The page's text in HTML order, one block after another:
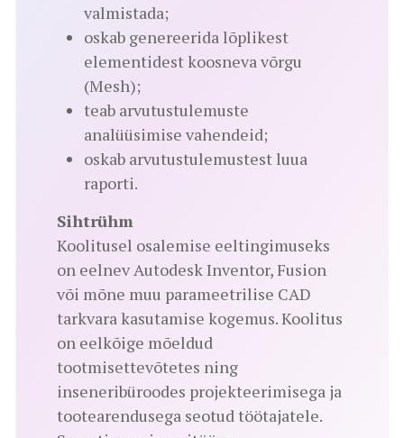
valmistada;
oskab genereerida lõplikest
elementidest koosneva võrgu
(Mesh);
teab arvutustulemuste
analüüsimise vahendeid;
oskab arvutustulemustest luua
raporti.
Sihtrühm
Koolitusel osalemise eeltingimuseks
on eelnev Autodesk Inventor, Fusion
või mõne muu parameetrilise CAD
tarkvara kasutamise kogemus. Koolitus
on eelkõige mõeldud
tootmisettevõtetes ning
inseneribüroodes projekteerimisega ja
tootearendusega seotud töötajatele.